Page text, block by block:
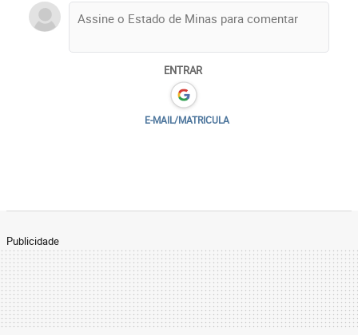
ENTRAR
E-MAIL/MATRICULA
Publicidade